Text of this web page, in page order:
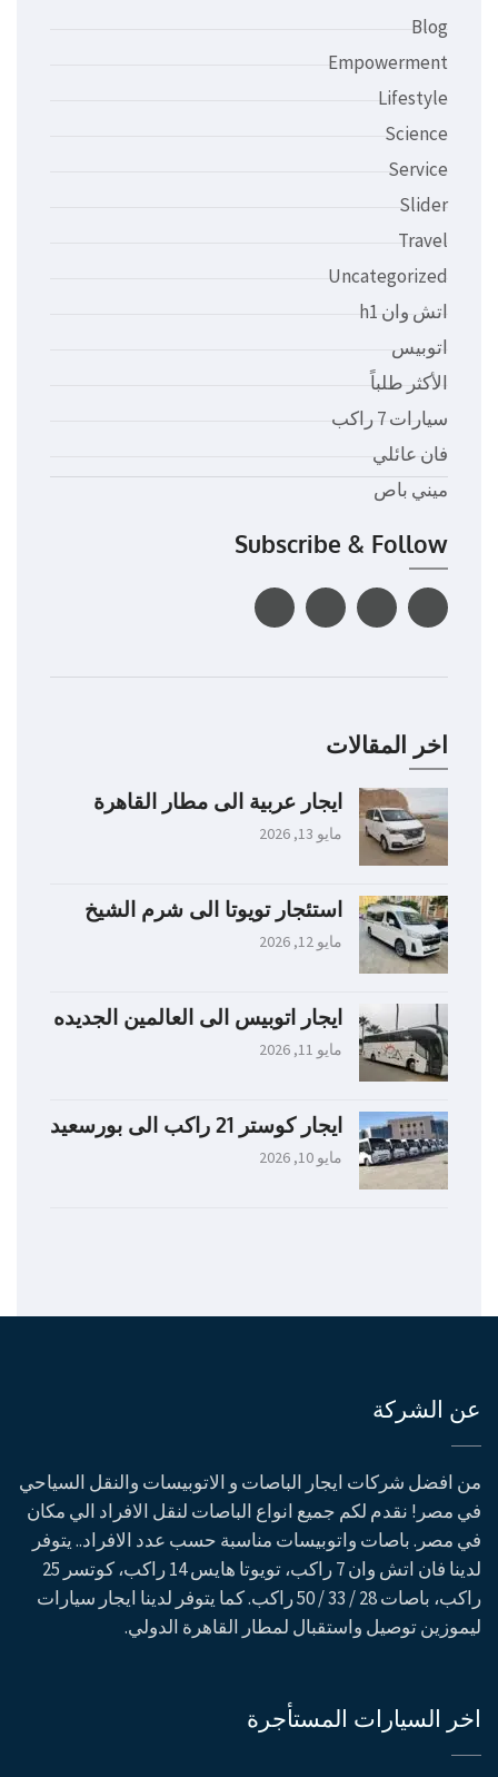
Blog
Empowerment
Lifestyle
Science
Service
Slider
Travel
Uncategorized
اتش وان h1
اتوبيس
الأكثر طلباً
سيارات 7 راكب
فان عائلي
ميني باص
Subscribe & Follow
اخر المقالات
ايجار عربية الى مطار القاهرة
مايو 13, 2026
استئجار تويوتا الى شرم الشيخ
مايو 12, 2026
ايجار اتوبيس الى العالمين الجديده
مايو 11, 2026
ايجار كوستر 21 راكب الى بورسعيد
مايو 10, 2026
عن الشركة
من افضل شركات ايجار الباصات و الاتوبيسات والنقل السياحي
في مصر! نقدم لكم جميع انواع الباصات لنقل الافراد الي مكان
في مصر. باصات واتوبيسات مناسبة حسب عدد الافراد.. يتوفر
لدينا فان اتش وان 7 راكب، تويوتا هايس 14 راكب، كوتسر 25
راكب، باصات 28 / 33 / 50 راكب. كما يتوفر لدينا ايجار سيارات
ليموزين توصيل واستقبال لمطار القاهرة الدولي.
اخر السيارات المستأجرة